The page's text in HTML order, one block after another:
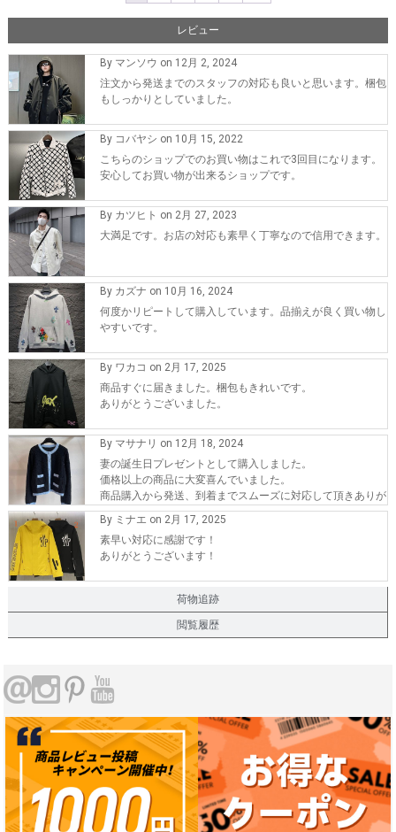
レビュー
荷物追跡
閲覧履歴
By マンソウ on 12月 2, 2024
注文から発送までのスタッフの対応も良いと思います。梱包
もしっかりとしていました。
By コバヤシ on 10月 15, 2022
こちらのショップでのお買い物はこれで3回目になります。
安心してお買い物が出来るショップです。
By カツヒト on 2月 27, 2023
大満足です。お店の対応も素早く丁寧なので信用できます。
By カズナ on 10月 16, 2024
何度かリピートして購入しています。品揃えが良く買い物し
やすいです。
By ワカコ on 2月 17, 2025
商品すぐに届きました。梱包もきれいです。
ありがとうございました。
By マサナリ on 12月 18, 2024
妻の誕生日プレゼントとして購入しました。
価格以上の商品に大変喜んでいました。
商品購入から発送、到着までスムーズに対応して頂きありが
とうございます。
また、機会が有れば購入したいです。
By ミナエ on 2月 17, 2025
素早い対応に感謝です！
ありがとうございます！